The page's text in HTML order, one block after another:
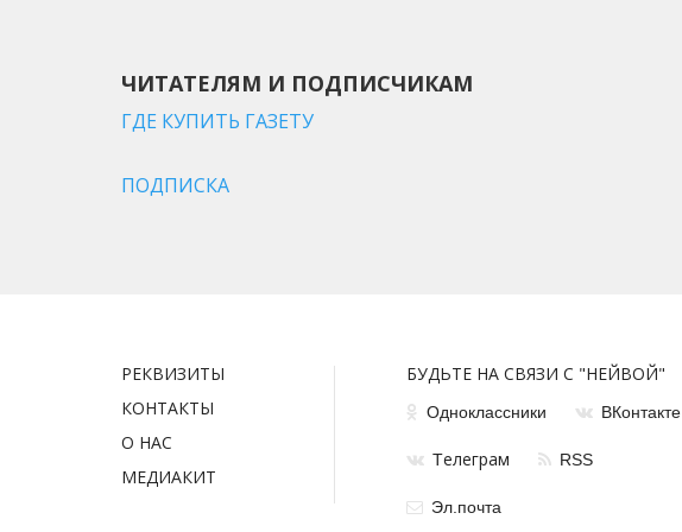
ЧИТАТЕЛЯМ И ПОДПИСЧИКАМ
ГДЕ КУПИТЬ ГАЗЕТУ
ПОДПИСКА
РЕКВИЗИТЫ
КОНТАКТЫ
О НАС
МЕДИАКИТ
БУДЬТЕ НА СВЯЗИ С "НЕЙВОЙ"
Одноклассники ВКонтакте
Телеграм RSS
Эл.почта